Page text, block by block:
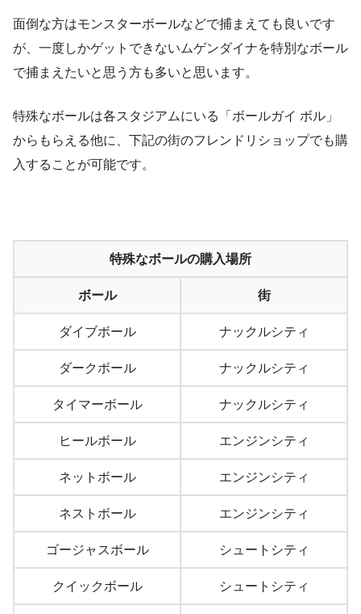
面倒な方はモンスターボールなどで捕まえても良いです
が、一度しかゲットできないムゲンダイナを特別なボール
で捕まえたいと思う方も多いと思います。
特殊なボールは各スタジアムにいる「ボールガイ ボル」
からもらえる他に、下記の街のフレンドリショップでも購
入することが可能です。
特殊なボールの購入場所
ボール 街
ダイブボール ナックルシティ
ダークボール ナックルシティ
タイマーボール ナックルシティ
ヒールボール エンジンシティ
ネットボール エンジンシティ
ネストボール エンジンシティ
ゴージャスボール シュートシティ
クイックボール シュートシティ